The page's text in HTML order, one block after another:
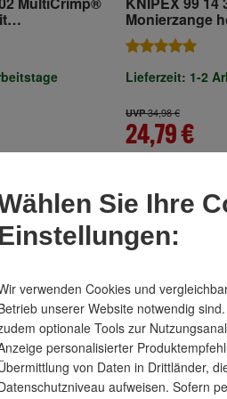
Monierzange
glanzverzinkt
Lieferzeit: 1-2
UVP34,98 €
24,79 €
Sie Ihre
Einstellungen:
verwenden Cookies und
unserer Website notwendig
optionale Tools zur
personalisierter
von Daten in Drittländer,
aufweisen. Sofern